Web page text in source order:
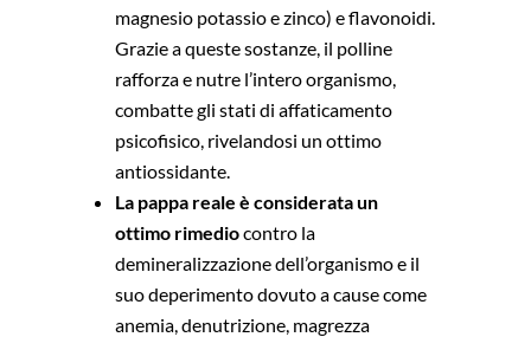
magnesio potassio e zinco) e flavonoidi.
Grazie a queste sostanze, il polline
rafforza e nutre l’intero organismo,
combatte gli stati di affaticamento
psicofisico, rivelandosi un ottimo
antiossidante.
La pappa reale è considerata un
ottimo rimediocontro la
demineralizzazione dell’organismo e il
suo deperimento dovuto a cause come
anemia, denutrizione, magrezza